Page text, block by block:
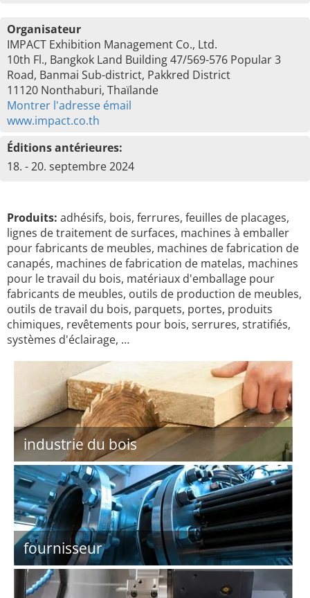
Organisateur
IMPACT Exhibition Management Co., Ltd.
10th Fl., Bangkok Land Building 47/569-576 Popular 3
Road, Banmai Sub-district, Pakkred District
11120 Nonthaburi, Thaïlande
Montrer l'adresse émail
www.impact.co.th
Éditions antérieures:
18. - 20. septembre 2024
Produits: adhésifs, bois, ferrures, feuilles de placages,
lignes de traitement de surfaces, machines à emballer
pour fabricants de meubles, machines de fabrication de
canapés, machines de fabrication de matelas, machines
pour le travail du bois, matériaux d'emballage pour
fabricants de meubles, outils de production de meubles,
outils de travail du bois, parquets, portes, produits
chimiques, revêtements pour bois, serrures, stratifiés,
systèmes d'éclairage, …
industrie du bois
fournisseur